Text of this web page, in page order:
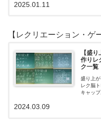
2025.01.11
【レクリエーション・ゲ
【盛
作りレ
ク一覧
盛り上
レク脳
キャッ
ロおは
2024.03.09